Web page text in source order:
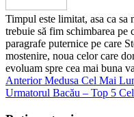
Timpul este limitat, asa ca
trebuie să fim schimbarea pe
paragrafe puternice pe care
mostenire, noua celor care
evoluam spre cea mai buna
AnteriorMedusa Cel Mai
Urmatorul Bacău – Top 5